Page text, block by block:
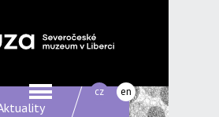
cz en